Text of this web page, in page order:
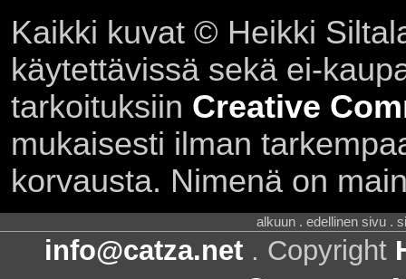
Kaikki kuvat © Heikki
käytettävissä sekä ei-
tarkoituksiin Creative
mukaisesti ilman
korvausta. Nimenä on
alkuun . edellinen sivu .
info@catza.net . Copyright